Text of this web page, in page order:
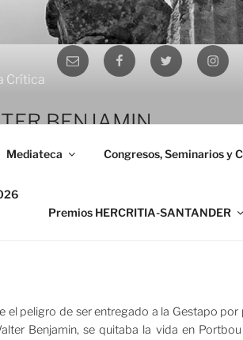
Crítica
Mediateca Congresos, Seminarios y
Premios HERCRITIA-SANTANDER
BENJAMIN
de su muerte
el peligro de ser entregado a la Gestapo
Benjamin, se quitaba la vida en
Correo
electrónico
FacebookTwitter